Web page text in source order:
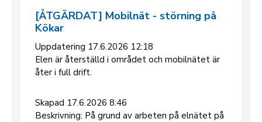
[ÅTGÄRDAT] Mobilnät - störning på
Kökar
Uppdatering 17.6.2026 12:18
Elen är återställd i området och mobilnätet är
åter i full drift.
Skapad 17.6.2026 8:46
Beskrivning: På grund av arbeten på elnätet på